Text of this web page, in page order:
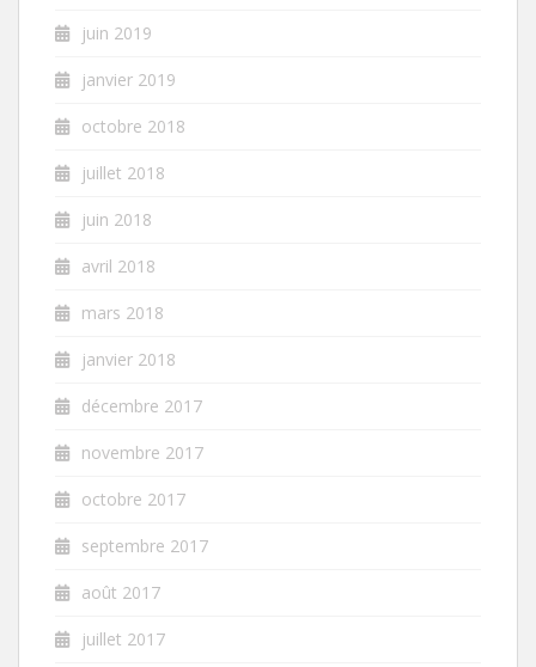
juin 2019
janvier 2019
octobre 2018
juillet 2018
juin 2018
avril 2018
mars 2018
janvier 2018
décembre 2017
novembre 2017
octobre 2017
septembre 2017
août 2017
juillet 2017